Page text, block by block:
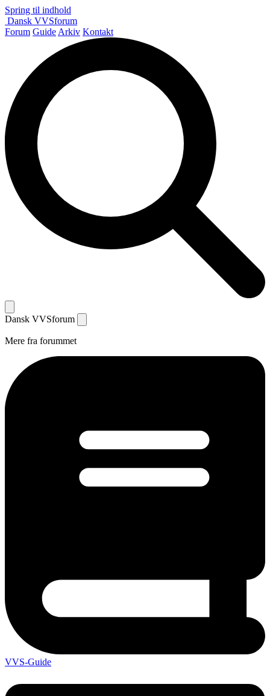
Spring til indhold
Dansk VVSforum
Forum Guide Arkiv Kontakt
Dansk VVSforum
Mere fra forummet
VVS-Guide